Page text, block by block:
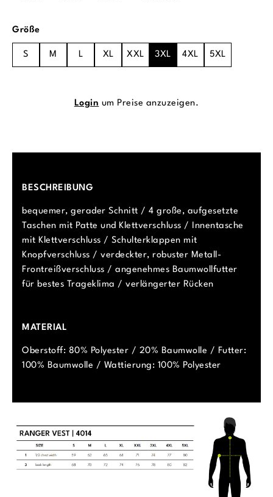
Größeauswählen
S M L XL XXL 3XL 4XL 5XL
Login um Preise anzuzeigen.
BESCHREIBUNG
bequemer, gerader Schnitt / 4 große, aufgesetzte
Taschen mit Patte und Klettverschluss / Innentasche
mit Klettverschluss / Schulterklappen mit
Knopfverschluss / verdeckter, robuster Metall-
Frontreißverschluss / angenehmes Baumwollfutter
für bestes Trageklima / verlängerter Rücken
MATERIAL
Oberstoff: 80% Polyester / 20% Baumwolle / Futter:
100% Baumwolle / Wattierung: 100% Polyester